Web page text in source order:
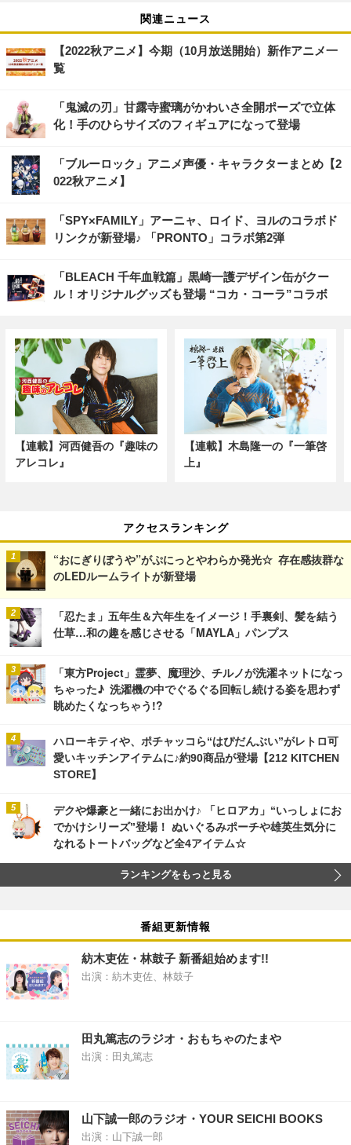
関連ニュース
【2022秋アニメ】今期（10月放送開始）新作アニメ一
覧
「鬼滅の刃」甘露寺蜜璃がかわいさ全開ポーズで立体
化！手のひらサイズのフィギュアになって登場
「ブルーロック」アニメ声優・キャラクターまとめ【2
022秋アニメ】
「SPY×FAMILY」アーニャ、ロイド、ヨルのコラボド
リンクが新登場♪ 「PRONTO」コラボ第2弾
「BLEACH 千年血戦篇」黒崎一護デザイン缶がクー
ル！オリジナルグッズも登場 “コカ・コーラ”コラボ
【連載】河西健吾の『趣味の
アレコレ』
【連載】木島隆一の『一筆啓
上』
アクセスランキング
“おにぎりぼうや”がぷにっとやわらか発光☆ 存在感抜群な
のLEDルームライトが新登場
「忍たま」五年生＆六年生をイメージ！手裏剣、髪を結う
仕草…和の趣を感じさせる「MAYLA」パンプス
「東方Project」霊夢、魔理沙、チルノが洗濯ネットになっ
ちゃった♪ 洗濯機の中でぐるぐる回転し続ける姿を思わず
眺めたくなっちゃう!?
ハローキティや、ポチャッコら“はぴだんぶい”がレトロ可
愛いキッチンアイテムに♪約90商品が登場【212 KITCHEN
STORE】
デクや爆豪と一緒にお出かけ♪ 「ヒロアカ」“いっしょにお
でかけシリーズ”登場！ ぬいぐるみポーチや雄英生気分に
なれるトートバッグなど全4アイテム☆
ランキングをもっと見る
番組更新情報
紡木吏佐・林鼓子 新番組始めます!!
出演：紡木吏佐、林鼓子
田丸篤志のラジオ・おもちゃのたまや
出演：田丸篤志
山下誠一郎のラジオ・YOUR SEICHI BOOKS
出演：山下誠一郎